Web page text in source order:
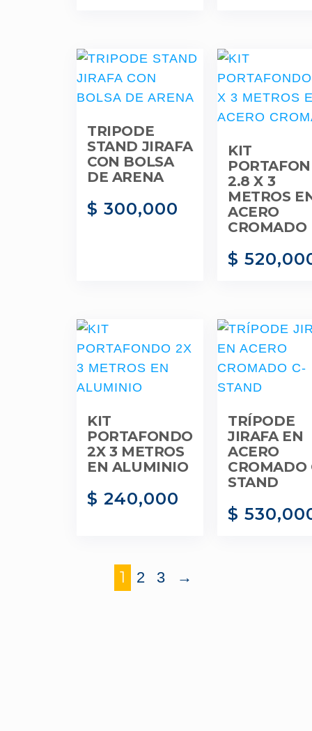
TRIPODE
STAND JIRAFA
CON BOLSA
DE ARENA
$ 300,000
KIT
2.8 X 3
METROS
ACERO
CROMADO
$
KIT
PORTAFONDO
2X 3 METROS
EN ALUMINIO
$ 240,000
TRÍPODE
JIRAFA EN
ACERO
CROMADO
STAND
$
1 2 3 →